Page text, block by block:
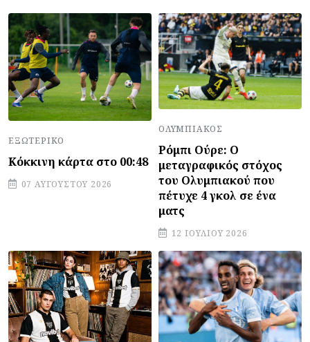
ΕΞΩΤΕΡΙΚΌ
Κόκκινη κάρτα στο 00:48
07 ΑΥΓΟΎΣΤΟΥ 2026
ΟΛΥΜΠΙΑΚΌΣ
Ρόμπι Ούρε: Ο
μεταγραφικός στόχος
του Ολυμπιακού που
πέτυχε 4 γκολ σε ένα
ματς
12 ΙΟΥΛΊΟΥ 2026